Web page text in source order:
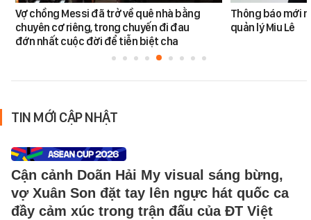
Vợ chồng Messi đã trở về quê nhà bằng
chuyên cơ riêng, trong chuyến đi đau
đớn nhất cuộc đời để tiễn biệt cha
Thông báo mới
quản lý Miu Lê
TIN MỚI CẬP NHẬT
Cận cảnh Doãn Hải My visual sáng bừng,
vợ Xuân Son đặt tay lên ngực hát quốc ca
đầy cảm xúc trong trận đấu của ĐT Việt